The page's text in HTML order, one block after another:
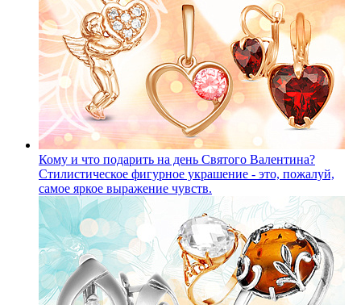
Кому и что подарить на день Святого Валентина?
Стилистическое фигурное украшение - это, пожалуй,
самое яркое выражение чувств.